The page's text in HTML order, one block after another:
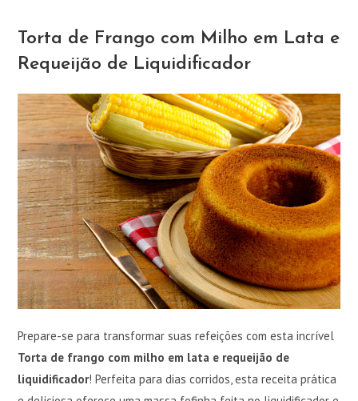
Torta de Frango com Milho em Lata e
Requeijão de Liquidificador
Prepare-se para transformar suas refeições com esta incrível
Torta de frango com milho em lata e requeijão de
liquidificador! Perfeita para dias corridos, esta receita prática